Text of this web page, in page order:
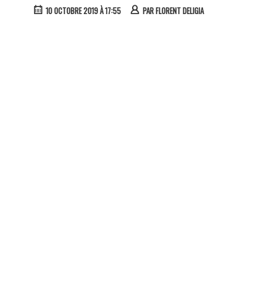
10 OCTOBRE 2019 À 17:55 PARFLORENT DELIGIA